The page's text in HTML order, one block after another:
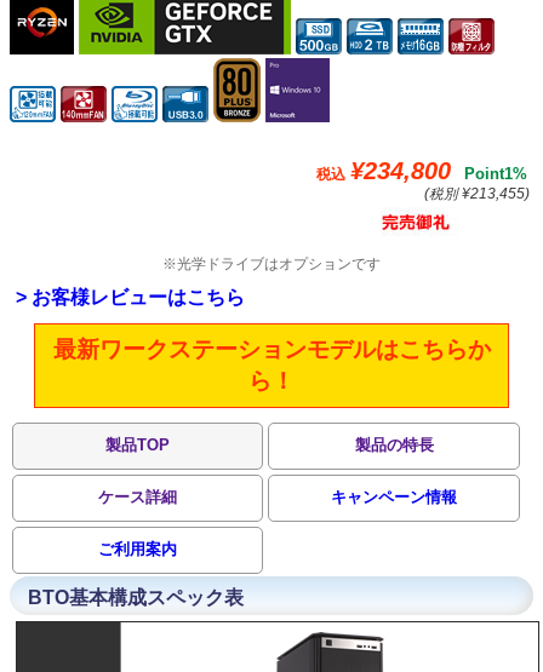
税込 ¥234,800 Point1%
(税別 ¥213,455)
※光学ドライブはオプションです
> お客様レビューはこちら
最新ワークステーションモデルはこちらか
ら！
製品TOP 製品の特長
ケース詳細 キャンペーン情報
ご利用案内
BTO基本構成スペック表